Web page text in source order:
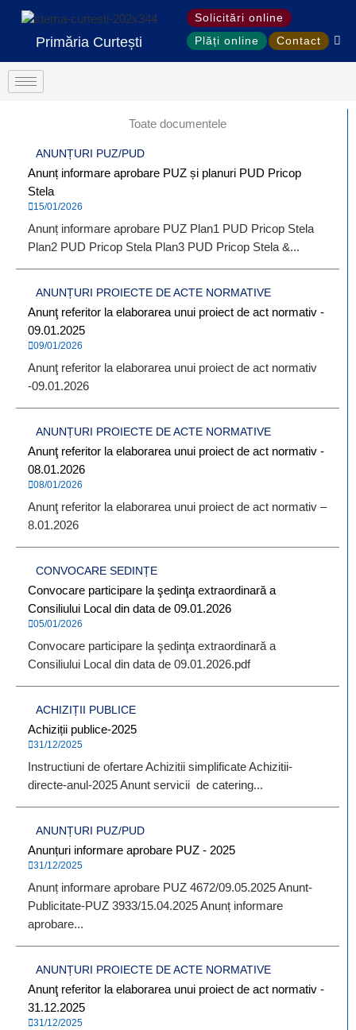
Treci
conținutPrimăria Curtești
Solicitări online
Plăți online
Contact
Toate documentele
ANUNȚURI PUZ/PUD
Anunț informare aprobare PUZ și planuri PUD Pricop
Stela
15/01/2026
Anunț informare aprobare PUZ Plan1 PUD Pricop Stela
Plan2 PUD Pricop Stela Plan3 PUD Pricop Stela &...
ANUNȚURI PROIECTE DE ACTE NORMATIVE
Anunţ referitor la elaborarea unui proiect de act normativ -
09.01.2025
09/01/2026
Anunţ referitor la elaborarea unui proiect de act normativ
-09.01.2026
ANUNȚURI PROIECTE DE ACTE NORMATIVE
Anunţ referitor la elaborarea unui proiect de act normativ -
08.01.2026
08/01/2026
Anunţ referitor la elaborarea unui proiect de act normativ –
8.01.2026
CONVOCARE SEDINȚE
Convocare participare la şedinţa extraordinară a
Consiliului Local din data de 09.01.2026
05/01/2026
Convocare participare la şedinţa extraordinară a
Consiliului Local din data de 09.01.2026.pdf
ACHIZIȚII PUBLICE
Achiziții publice-2025
31/12/2025
Instructiuni de ofertare Achizitii simplificate Achizitii-
directe-anul-2025 Anunt servicii de catering...
ANUNȚURI PUZ/PUD
Anunțuri informare aprobare PUZ - 2025
31/12/2025
Anunț informare aprobare PUZ 4672/09.05.2025 Anunt-
Publicitate-PUZ 3933/15.04.2025 Anunț informare
aprobare...
ANUNȚURI PROIECTE DE ACTE NORMATIVE
Anunţ referitor la elaborarea unui proiect de act normativ -
31.12.2025
31/12/2025